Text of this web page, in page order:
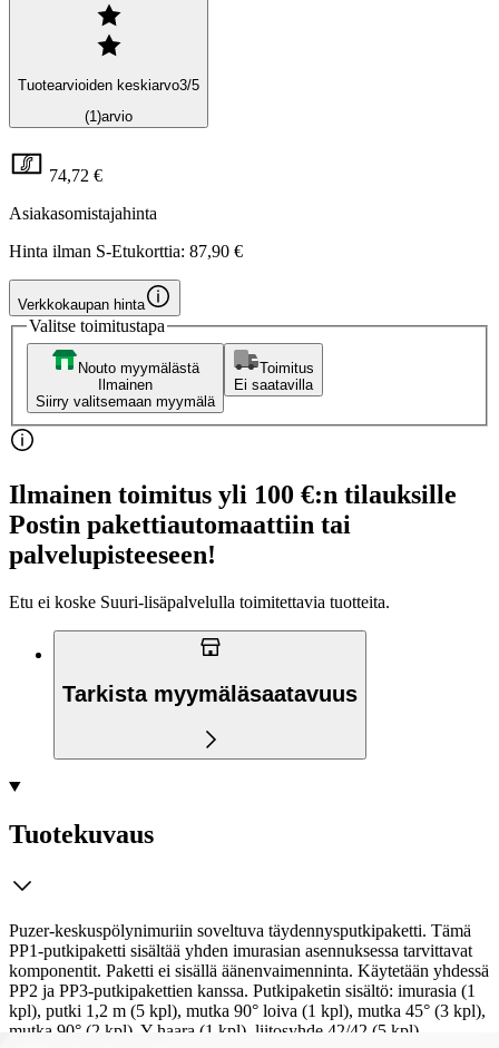
Tuotearvioiden keskiarvo3/5
(1)arvio
74,72 €
Asiakasomistajahinta
Hinta ilman S-Etukorttia: 87,90 €
Verkkokaupan hinta
Valitse toimitustapa
Nouto myymälästä
Ilmainen
Siirry valitsemaan myymälä
Toimitus
Ei saatavilla
Ilmainen toimitus yli 100 €:n tilauksille
Postin pakettiautomaattiin tai
palvelupisteeseen!
Etu ei koske Suuri‑lisäpalvelulla toimitettavia tuotteita.
Tarkista myymäläsaatavuus
Tuotekuvaus
Puzer-keskuspölynimuriin soveltuva täydennysputkipaketti. Tämä
PP1-putkipaketti sisältää yhden imurasian asennuksessa tarvittavat
komponentit. Paketti ei sisällä äänenvaimenninta. Käytetään yhdessä
PP2 ja PP3-putkipakettien kanssa. Putkipaketin sisältö: imurasia (1
kpl), putki 1,2 m (5 kpl), mutka 90° loiva (1 kpl), mutka 45° (3 kpl),
mutka 90° (2 kpl), Y-haara (1 kpl), liitosyhde 42/42 (5 kpl),